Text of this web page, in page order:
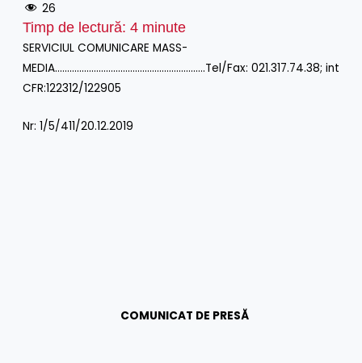
26
Timp de lectură:4 minute
SERVICIUL COMUNICARE MASS-
MEDIA……………………………………………………..Tel/Fax: 021.317.74.38; int
CFR:122312/122905
Nr: 1/5/411/20.12.2019
COMUNICAT DE PRESĂ